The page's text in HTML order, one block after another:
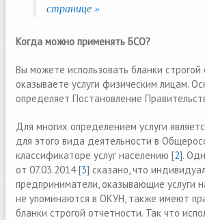
странице »
Когда можно применять БСО?
Вы можете использовать бланки строгой
оказываете услуги физическим лицам.
определяет Постановление
Для многих определением услуги
для этого вида деятельности в
классификаторе услуг населению [2].
от 07.03.2014 [3] сказано, что
предприниматели, оказывающие услуги
не упоминаются в ОКУН, также имеют
бланки строгой отчетности. Так что